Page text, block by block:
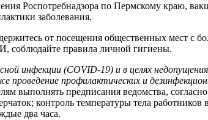
Роспотребнадзора по Пермскому краю,
заболевания.
от посещения общественных мест с
правила личной гигиены.
инфекции (COVID-19) и в целях
профилактических и
выполнять предписания ведомства,
контроль температуры тела
два часа.